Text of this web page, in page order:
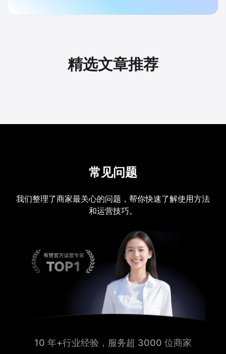
精选文章推荐
常见问题
我们整理了商家最关心的问题，帮你快速了解使用方法
和运营技巧。
10 年+行业经验，服务超 3000 位商家